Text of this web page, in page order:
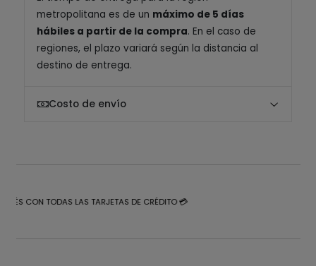
metropolitana es de un máximo de 5 días
hábiles a partir de la compra. En el caso de
regiones, el plazo variará según la distancia al
destino de entrega.
Costo de envío
CON TODAS LAS TARJETAS DE CRÉDITO 💳